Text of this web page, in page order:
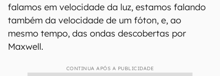
falamos em velocidade da luz, estamos falando
também da velocidade de um fóton, e, ao
mesmo tempo, das ondas descobertas por
Maxwell.
CONTINUA APÓS A PUBLICIDADE